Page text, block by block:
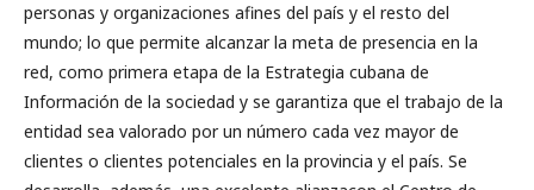
personas y organizaciones afines del país y el resto del
mundo; lo que permite alcanzar la meta de presencia en la
red, como primera etapa de la Estrategia cubana de
Información de la sociedad y se garantiza que el trabajo de la
entidad sea valorado por un número cada vez mayor de
clientes o clientes potenciales en la provincia y el país. Se